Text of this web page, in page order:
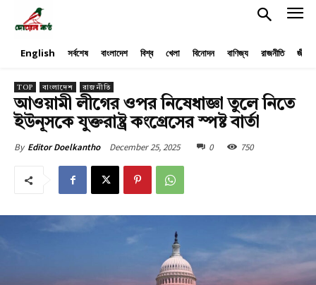
English সর্বশেষ বাংলাদেশ বিশ্ব খেলা বিনোদন বাণিজ্য রাজনীতি
TOP বাংলাদেশ রাজনীতি
আওয়ামী লীগের ওপর নিষেধাজ্ঞা তুলে নিতে
ইউনূসকে যুক্তরাষ্ট্র কংগ্রেসের স্পষ্ট বার্তা
By Editor Doelkantho December 25, 2025 0 750